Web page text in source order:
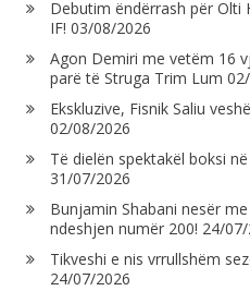
Debutim ëndërrash për Olti
IF! 03/08/2026
Agon Demiri me vetëm 16
parë të Struga Trim Lum
Ekskluzive, Fisnik Saliu
02/08/2026
Të dielën spektakël boksi
31/07/2026
Bunjamin Shabani nesër
ndeshjen numër 200! 24/
Tikveshi e nis vrrullshëm
24/07/2026